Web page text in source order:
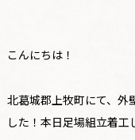
こんにちは！
北葛城郡上牧町にて、外
した！本日足場組立着工